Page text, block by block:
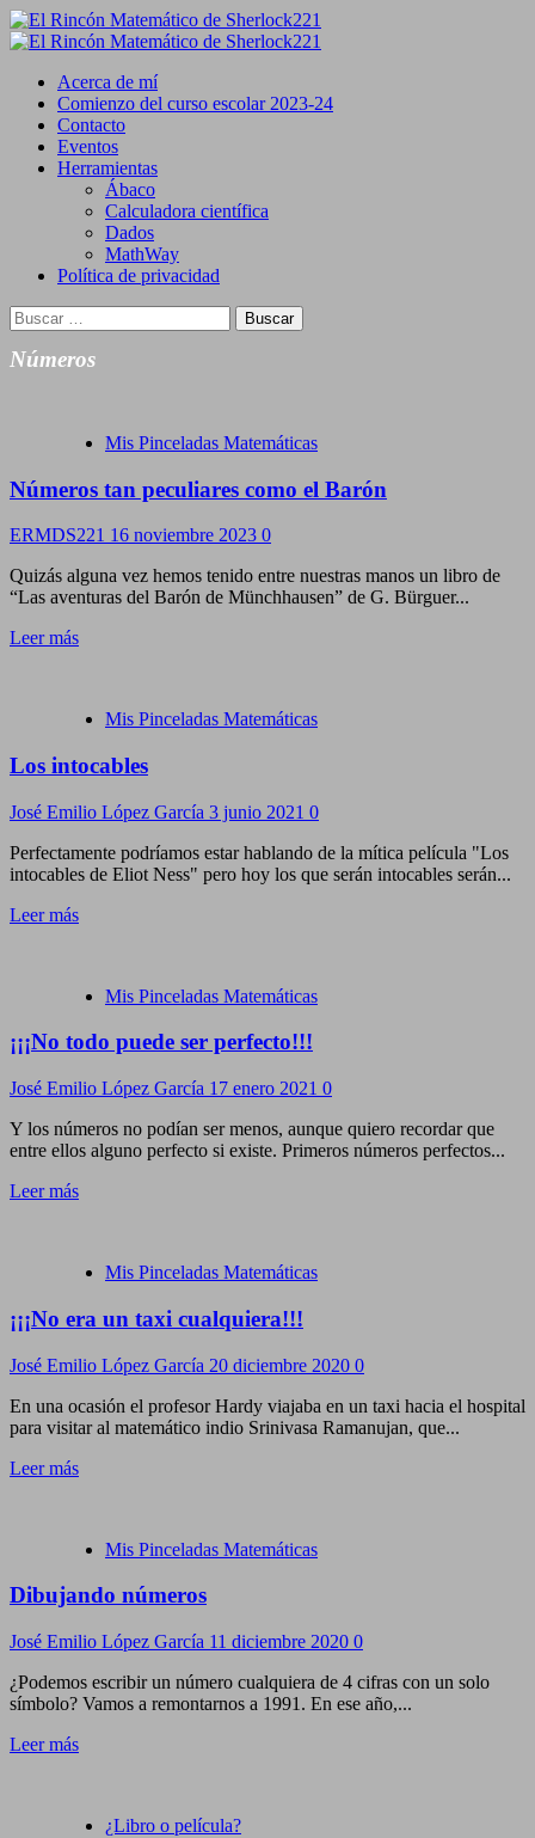
Saltar
al
Primary
Acerca de mí
Comienzo del curso escolar 2023-24
Contacto
Eventos
Herramientas
Ábaco
Calculadora científica
Dados
MathWay
Política de privacidad
Buscar:
Números
Mis Pinceladas Matemáticas
Números tan peculiares como el Barón
ERMDS221 16 noviembre 2023 0
Quizás alguna vez hemos tenido entre nuestras manos un libro de
“Las aventuras del Barón de Münchhausen” de G. Bürguer...
Leer más
Mis Pinceladas Matemáticas
Los intocables
José Emilio López García 3 junio 2021 0
Perfectamente podríamos estar hablando de la mítica película "Los
intocables de Eliot Ness" pero hoy los que serán intocables serán...
Leer más
Mis Pinceladas Matemáticas
¡¡¡No todo puede ser perfecto!!!
José Emilio López García 17 enero 2021 0
Y los números no podían ser menos, aunque quiero recordar que
entre ellos alguno perfecto si existe. Primeros números perfectos...
Leer más
Mis Pinceladas Matemáticas
¡¡¡No era un taxi cualquiera!!!
José Emilio López García 20 diciembre 2020 0
En una ocasión el profesor Hardy viajaba en un taxi hacia el hospital
para visitar al matemático indio Srinivasa Ramanujan, que...
Leer más
Mis Pinceladas Matemáticas
Dibujando números
José Emilio López García 11 diciembre 2020 0
¿Podemos escribir un número cualquiera de 4 cifras con un solo
símbolo? Vamos a remontarnos a 1991. En ese año,...
Leer más
¿Libro o película?